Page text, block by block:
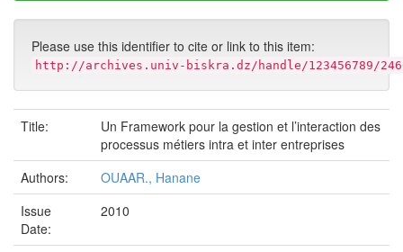
Please use this identifier to cite or link to this item:
http://archives.univ-biskra.dz/handle/123456789/
Title:
Un Framework pour la gestion et l’interaction des
processus métiers intra et inter entreprises
Authors:
OUAAR., Hanane
Issue
Date:
2010